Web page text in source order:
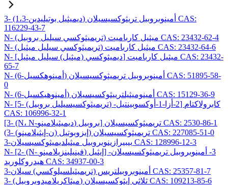
3- (1،3-ديميثيل بوتيليدين) أمينوبروبيل تريثوكسيسيلان CAS:
116229-43-7
N- (تريميثوكسي سيليل بروبيل) ميثيل كارباميت CAS: 23432-62-4
N- (تريميثوكسي سيليل ميثيل) ميثيل كارباميت CAS: 23432-64-6
N- [ديميثوكسي (ميثيل) سيليل ميثيل] ميثيل كارباميت CAS: 23432-
65-7
N- (6-أمينوهكسيل) أمينوبروبيل تريميثوكسيسيلان CAS: 51895-58-
0
N- (6-أمينوهيكسيل) أمينوميثيلترييثوكسيسيلان CAS: 15129-36-9
N- [5- (تريميثوكسيسيليل بروبيل) -2-أزا-1-أوكسوبينتيل] كابرولاكتام
CAS: 106996-32-1
[3- (N، N-ديميثيلامينو) بروبيل] تريميثوكسيسيلان CAS: 2530-86-1
(3- (ن-إيثيلامينو) إيزوبوتيل) تريميثوكسيسيلان CAS: 227085-51-0
3-بيبيرازينوبروبيل ميثيلديميثوكسيسيلان CAS: 128996-12-3
N- [2- (N- فينيلبنزيلامينو) إيثيل] -3- أمينوبروبيل تريميثوكسيسيلان
هيدروكلوريد CAS: 34937-00-3
3-أمينوبروبيلتريس (تريميثيلسيلوكسي) سيلان CAS: 25357-81-7
3- (ميثاكريلاميدوبروبيل) ثلاثي إيثوكسيسيلان CAS: 109213-85-6